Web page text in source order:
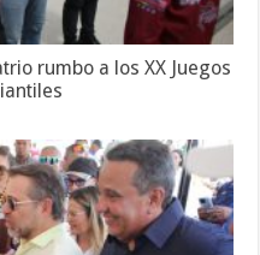
rumbo a los XX Juegos